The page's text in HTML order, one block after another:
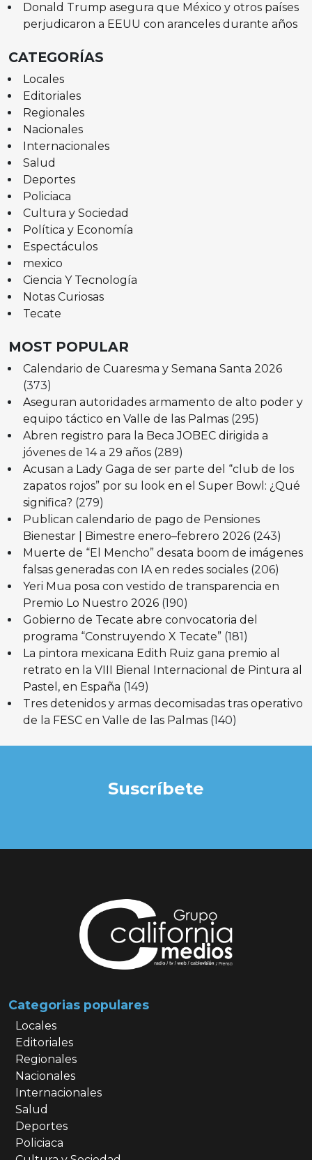
Donald Trump asegura que México y otros países
perjudicaron a EEUU con aranceles durante años
CATEGORÍAS
Locales
Editoriales
Regionales
Nacionales
Internacionales
Salud
Deportes
Policiaca
Cultura y Sociedad
Política y Economía
Espectáculos
mexico
Ciencia Y Tecnología
Notas Curiosas
Tecate
MOST POPULAR
Calendario de Cuaresma y Semana Santa 2026
(373)
Aseguran autoridades armamento de alto poder y
equipo táctico en Valle de las Palmas (295)
Abren registro para la Beca JOBEC dirigida a
jóvenes de 14 a 29 años (289)
Acusan a Lady Gaga de ser parte del “club de los
zapatos rojos” por su look en el Super Bowl: ¿Qué
significa? (279)
Publican calendario de pago de Pensiones
Bienestar | Bimestre enero–febrero 2026 (243)
Muerte de “El Mencho” desata boom de imágenes
falsas generadas con IA en redes sociales (206)
Yeri Mua posa con vestido de transparencia en
Premio Lo Nuestro 2026 (190)
Gobierno de Tecate abre convocatoria del
programa “Construyendo X Tecate” (181)
La pintora mexicana Edith Ruiz gana premio al
retrato en la VIII Bienal Internacional de Pintura al
Pastel, en España (149)
Tres detenidos y armas decomisadas tras operativo
de la FESC en Valle de las Palmas (140)
Suscríbete
Categorias populares
Locales
Editoriales
Regionales
Nacionales
Internacionales
Salud
Deportes
Policiaca